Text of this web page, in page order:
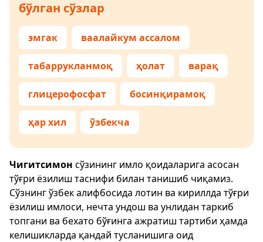
бўлган сўзлар
эмгак ваалайкум ассалом
табаррукланмоқ ҳолат варақ
глицерофосфат босинқирамоқ
ҳар хил ўзбекча
Чигитсимон сўзининг имло қоидаларига асосан
тўғри ёзилиш таснифи билан танишиб чиқамиз.
Сўзнинг ўзбек алифбосида лотин ва кириллда тўғри
ёзилиш имлоси, нечта ундош ва унлидан таркиб
топгани ва бехато бўғинга ажратиш тартиби ҳамда
келишикларда қандай тусланишига оид